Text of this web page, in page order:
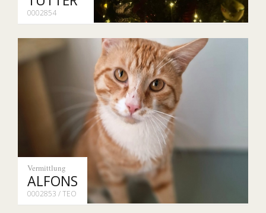
0002854
Vermittlung
ALFONS
0002853 / TEO